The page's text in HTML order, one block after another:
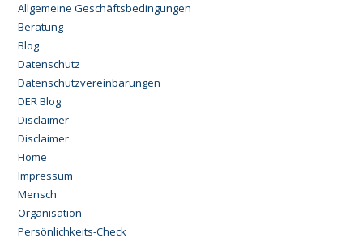
Allgemeine Geschäftsbedingungen
Beratung
Blog
Datenschutz
Datenschutzvereinbarungen
DER Blog
Disclaimer
Disclaimer
Home
Impressum
Mensch
Organisation
Persönlichkeits-Check